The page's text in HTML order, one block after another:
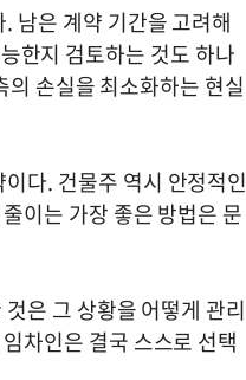
남은 계약 기간을 고려해
한지 검토하는 것도 하나
손실을 최소화하는 현실
다. 건물주 역시 안정적인
이는 가장 좋은 방법은 문
은 그 상황을 어떻게 관리
차인은 결국 스스로 선택